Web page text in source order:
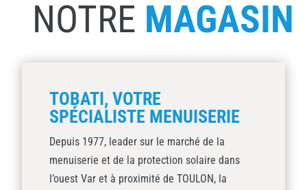
NOTRE MAGASIN
TOBATI, VOTRE
SPÉCIALISTE MENUISERIE
Depuis 1977, leader sur le marché de la
menuiserie et de la protection solaire dans
l’ouest Var et à proximité de TOULON, la